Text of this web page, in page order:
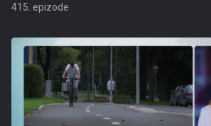
415. epizode